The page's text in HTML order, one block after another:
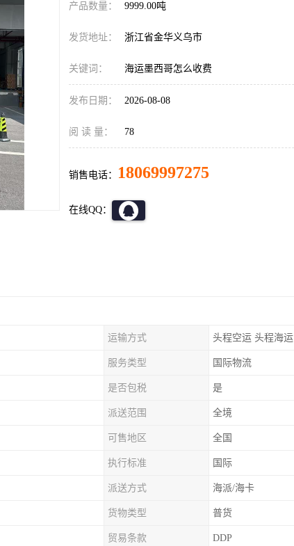
产品数量： 9999.00吨
发货地址： 浙江省金华义乌市
关键词： 海运墨西哥怎么收费
发布日期： 2026-08-08
阅 读 量： 78
销售电话： 18069997275
在线QQ：
运输方式 头程空运 头程海运
服务类型 国际物流
是否包税 是
派送范围 全境
可售地区 全国
执行标准 国际
派送方式 海派/海卡
货物类型 普货
贸易条款 DDP